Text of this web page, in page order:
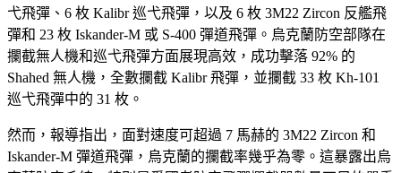
弋飛彈、6 枚 Kalibr 巡弋飛彈，以及 6 枚 3M22 Zircon 反艦飛
彈和 23 枚 Iskander-M 或 S-400 彈道飛彈。烏克蘭防空部隊在
攔截無人機和巡弋飛彈方面展現高效，成功擊落 92% 的
Shahed 無人機，全數攔截 Kalibr 飛彈，並攔截 33 枚 Kh-101
巡弋飛彈中的 31 枚。
然而，報導指出，面對速度可超過 7 馬赫的 3M22 Zircon 和
Iskander-M 彈道飛彈，烏克蘭的攔截率幾乎為零。這暴露出烏